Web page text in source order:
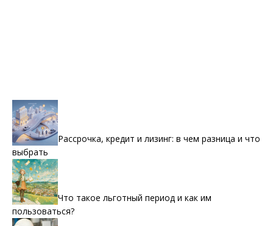
Рассрочка, кредит и лизинг: в чем разница и что
выбрать
Что такое льготный период и как им
пользоваться?